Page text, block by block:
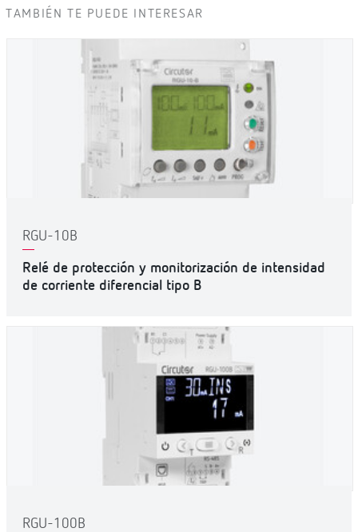
TAMBIÉN TE PUEDE INTERESAR
RGU-10B
Relé de protección y monitorización de intensidad
de corriente diferencial tipo B
RGU-100B